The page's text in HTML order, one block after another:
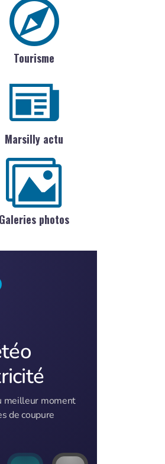
Tourisme
Marsilly actu
Galeries photos